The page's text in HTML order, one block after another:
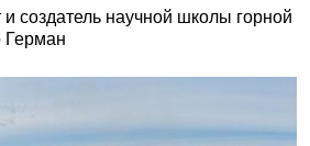
и создатель научной школы горной
Герман